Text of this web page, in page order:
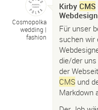
Cosmopolka
wedding |
fashion
Kirby CMS
Für unser
suchen wir
die/der
der
CMS und
Markdown